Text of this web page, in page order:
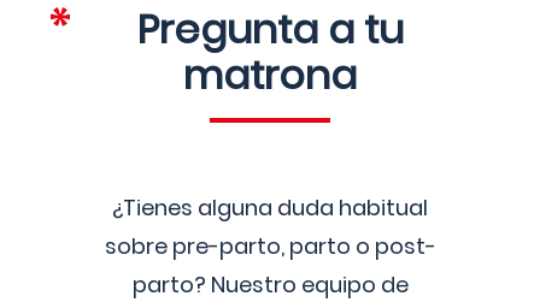
Pregunta a tu
matrona
¿Tienes alguna duda habitual
sobre pre-parto, parto o post-
parto? Nuestro equipo de